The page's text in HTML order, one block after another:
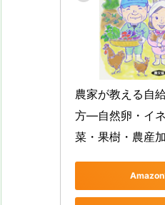
農家が教える自
方―自然卵・イ
菜・果樹・農産
Amazon